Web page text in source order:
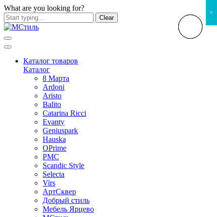
What are you looking for?
Clear
Каталог товаров
Каталог
8 Марта
Ardoni
Aristo
Balito
Catarina Ricci
Evanty
Geniuspark
Hauska
OPrime
PMC
Scandic Style
Selecta
Virs
АртСквер
Добрый стиль
Мебель Ярцево
×